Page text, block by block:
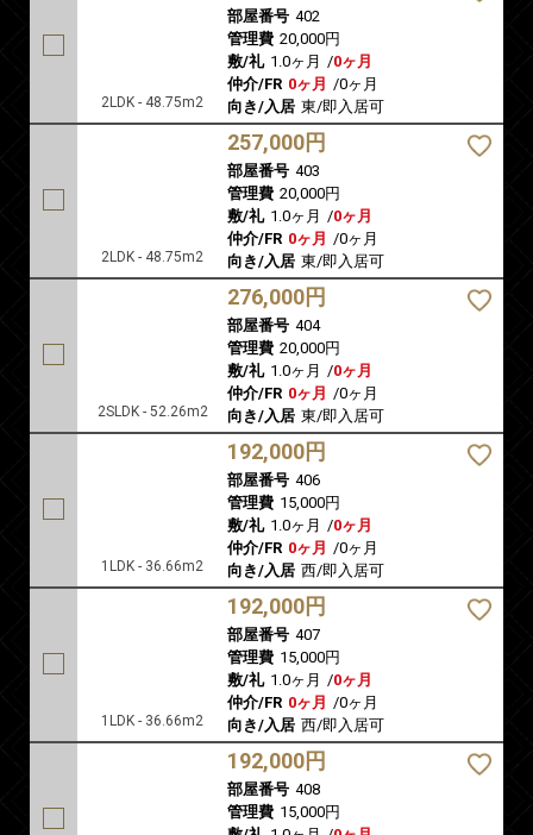
2LDK - 48.75m2
部屋番号 402
管理費 20,000円
敷/礼 1.0ヶ月 /0ヶ月
仲介/FR 0ヶ月 /0ヶ月
向き/入居 東/即入居可
2LDK - 48.75m2
257,000円
部屋番号 403
管理費 20,000円
敷/礼 1.0ヶ月 /0ヶ月
仲介/FR 0ヶ月 /0ヶ月
向き/入居 東/即入居可
2SLDK - 52.26m2
276,000円
部屋番号 404
管理費 20,000円
敷/礼 1.0ヶ月 /0ヶ月
仲介/FR 0ヶ月 /0ヶ月
向き/入居 東/即入居可
1LDK - 36.66m2
192,000円
部屋番号 406
管理費 15,000円
敷/礼 1.0ヶ月 /0ヶ月
仲介/FR 0ヶ月 /0ヶ月
向き/入居 西/即入居可
1LDK - 36.66m2
192,000円
部屋番号 407
管理費 15,000円
敷/礼 1.0ヶ月 /0ヶ月
仲介/FR 0ヶ月 /0ヶ月
向き/入居 西/即入居可
192,000円
部屋番号 408
管理費 15,000円